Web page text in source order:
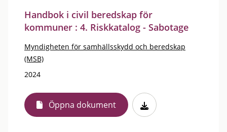
Handbok i civil beredskap för
kommuner : 4. Riskkatalog - Sabotage
Myndigheten för samhällsskydd och beredskap
(MSB)
2024
Öppna dokument